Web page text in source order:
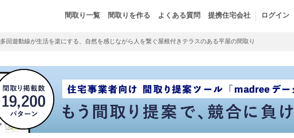
間取り一覧 間取りを作る よくある質問 提携住宅会社 ログイン
多回遊動線が生活を楽にする、自然を感じながら人を繋ぐ屋根付きテラスのある平屋の間取り